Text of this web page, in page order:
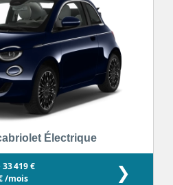
Électrique
33 419 €
/mois ❯